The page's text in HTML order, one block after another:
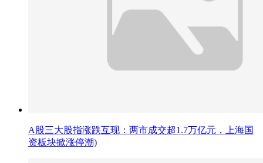
A股三大股指涨跌互现：两市成交超1.7万亿元，上海国
资板块掀涨停潮)